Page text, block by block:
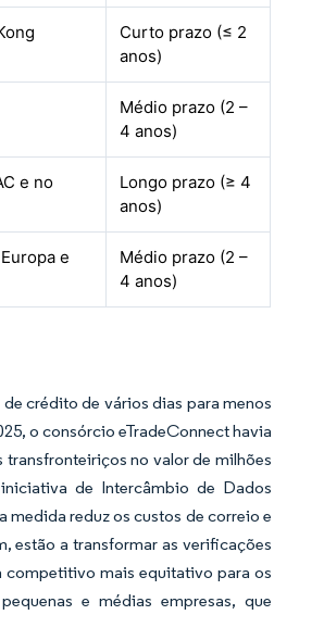
Curto prazo (≤ 2
anos)
Médio prazo (2 –
4 anos)
e no
Longo prazo (≥ 4
anos)
e
Médio prazo (2 –
4 anos)
crédito de vários dias para menos
o consórcio eTradeConnect havia
no valor de milhões
de Intercâmbio de Dados
reduz os custos de correio e
estão a transformar as verificações
competitivo mais equitativo para os
e médias empresas, que